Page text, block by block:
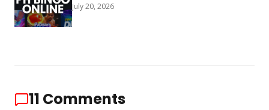
July 20, 2026
11 Comments